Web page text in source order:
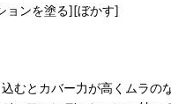
ョンを塗る][ぼかす]
むとカバー力が高くムラの